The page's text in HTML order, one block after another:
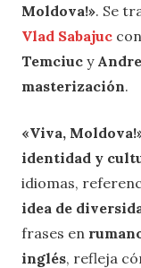
Moldova!». Se
Vlad Sabajuc
Temciuc y
masterización.
«Viva,
identidad y
idiomas,
idea de
frases en
inglés, refleja